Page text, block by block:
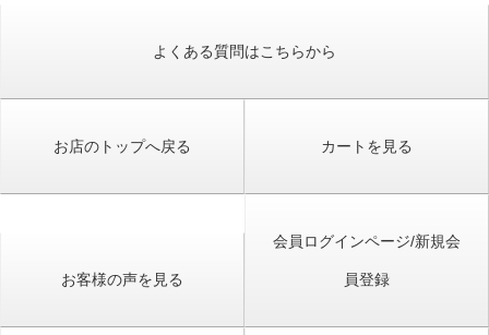
よくある質問はこちらから
お店のトップへ戻る カートを見る
お客様の声を見る
会員ログインページ/新規会
員登録